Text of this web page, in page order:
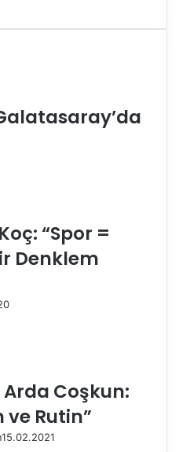
“Spor =
Denklem
Coşkun:
ve Rutin”
15.02.2021